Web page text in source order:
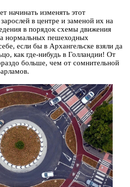
начинать изменять этот
в центре и заменой их на
в порядок схемы движения
нормальных пешеходных
если бы в Архангельске взяли да
как где-нибудь в Голландии! От
больше, чем от сомнительной